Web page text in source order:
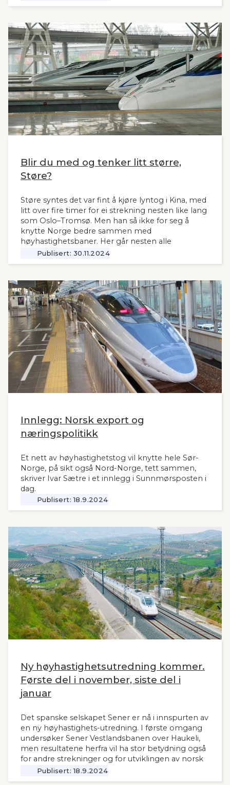
nytt og oppdatert grunnlag, siden tidligere,
tid. Seners utredning vil derfor være interessant
også for andre aktuelle høyhastighetsbaner i
Norge og til våre naboland.
Blir du med og tenker litt større,
Støre?
Støre syntes det var fint å kjøre lyntog i Kina, med
litt over fire timer for ei strekning nesten like lang
som Oslo–Tromsø. Men han så ikke for seg å
knytte Norge bedre sammen med
høyhastighetsbaner. Her går nesten alle
jernbanemidlene til det sentrale Østlandet.
Markedet, mulighetene og behovene for raske,
vanskelig for å se. Slik innleder lederne og
sekretær i Lyntogforum Vestlandsbanen
kronikken sin i Stavanger Aftenblad 26.11.2024.
Publisert: 30.11.2024
Innlegg: Norsk export og
næringspolitikk
Et nett av høyhastighetstog vil knytte hele Sør-
Norge, på sikt også Nord-Norge, tett sammen,
skriver Ivar Sætre i et innlegg i Sunnmørsposten i
dag.
Publisert: 18.9.2024
Ny høyhastighetsutredning kommer.
Første del i november, siste del i
januar
Det spanske selskapet Sener er nå i innspurten av
en ny høyhastighets-utredning. I første omgang
undersøker Sener Vestlandsbanen over Haukeli,
men resultatene herfra vil ha stor betydning også
for andre strekninger og for utviklingen av norsk
jernbane generelt. Norsk Bane, er oppdragsgiver
for utredningen.
Publisert: 18.9.2024